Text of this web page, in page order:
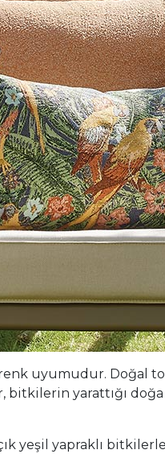
uyumudur. Doğal
yarattığı
yeşil yapraklı